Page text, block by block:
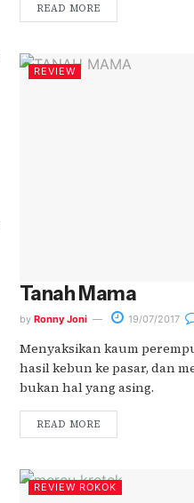
READ MORE
REVIEW
Tanah Mama
by Ronny Joni 19/07/2017
Menyaksikan kaum
hasil kebun ke pasar, dan
bukan hal yang asing.
READ MORE
REVIEW ROKOK